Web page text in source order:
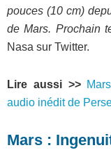
pouces (10 cm)
de Mars. Prochain
Nasa sur Twitter.
Lire aussi >>
audio inédit de
Mars :